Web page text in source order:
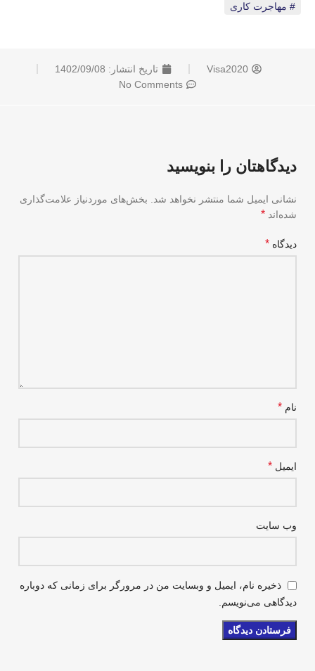
مهاجرت کاری
Visa2020 تاریخ انتشار: 1402/09/08
No Comments
دیدگاهتان را بنویسید
نشانی ایمیل شما منتشر نخواهد شد.
بخش‌های موردنیاز علامت‌گذاری
شده‌اند *
دیدگاه *
نام *
ایمیل *
وب‌ سایت
ذخیره نام، ایمیل و وبسایت من در مرورگر برای زمانی که دوباره
دیدگاهی می‌نویسم.